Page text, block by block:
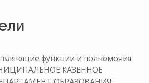
функции и полномочия
КАЗЕННОЕ